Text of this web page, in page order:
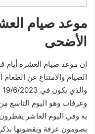
موعد صيام
الأضحى
إن موعد صيام العشرة أيام
الصيام والامتناع عن
وعرفات وهو اليوم التاسع
به وفي اليوم العاشر
يصومون عرفة ويقضونها بذكر